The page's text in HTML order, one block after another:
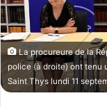
La procureure de la
police (à droite) ont tenu
Saint Thys lundi 11